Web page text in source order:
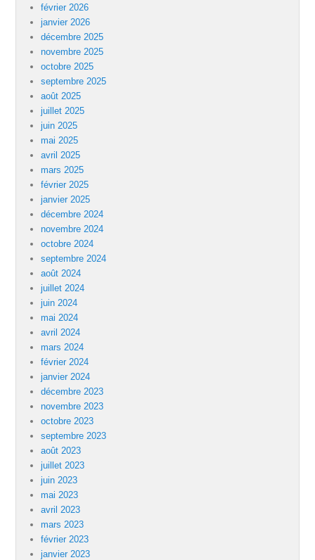
février 2026
janvier 2026
décembre 2025
novembre 2025
octobre 2025
septembre 2025
août 2025
juillet 2025
juin 2025
mai 2025
avril 2025
mars 2025
février 2025
janvier 2025
décembre 2024
novembre 2024
octobre 2024
septembre 2024
août 2024
juillet 2024
juin 2024
mai 2024
avril 2024
mars 2024
février 2024
janvier 2024
décembre 2023
novembre 2023
octobre 2023
septembre 2023
août 2023
juillet 2023
juin 2023
mai 2023
avril 2023
mars 2023
février 2023
janvier 2023